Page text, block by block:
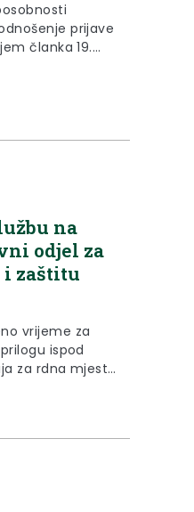
prijave
članka 19.
(“Narodne
na
odjel za
i zaštitu
vrijeme za
ispod
za rdna mjesta
za radna